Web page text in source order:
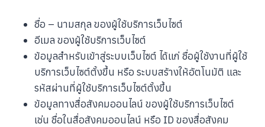
ชื่อ – นามสกุล ของผู้ใช้บริการเว็บไซต์
อีเมล ของผู้ใช้บริการเว็บไซต์
ข้อมูลสำหรับเข้าสู่ระบบเว็บไซต์ ได้แก่ ชื่อผู้ใช้งานที่ผู้ใช้
บริการเว็บไซต์ตั้งขึ้น หรือ ระบบสร้างให้อัตโนมัติ และ
รหัสผ่านที่ผู้ใช้บริการเว็บไซต์ตั้งขึ้น
ข้อมูลทางสื่อสังคมออนไลน์ ของผู้ใช้บริการเว็บไซต์
เช่น ชื่อในสื่อสังคมออนไลน์ หรือ ID ของสื่อสังคม